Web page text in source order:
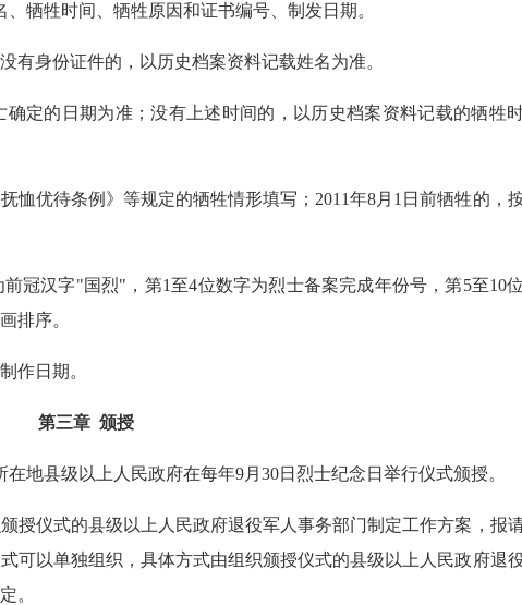
牺牲时间、牺牲原因和证书编号、制发日期。
身份证件的，以历史档案资料记载姓名为准。
的日期为准；没有上述时间的，以历史档案资料记载的牺牲
优待条例》等规定的牺牲情形填写；2011年8月1日前牺牲的，
汉字"国烈"，第1至4位数字为烈士备案完成年份号，第5至10
排序。
作日期。
第三章 颁授
地县级以上人民政府在每年9月30日烈士纪念日举行仪式颁授。
仪式的县级以上人民政府退役军人事务部门制定工作方案，报
可以单独组织，具体方式由组织颁授仪式的县级以上人民政府退
。